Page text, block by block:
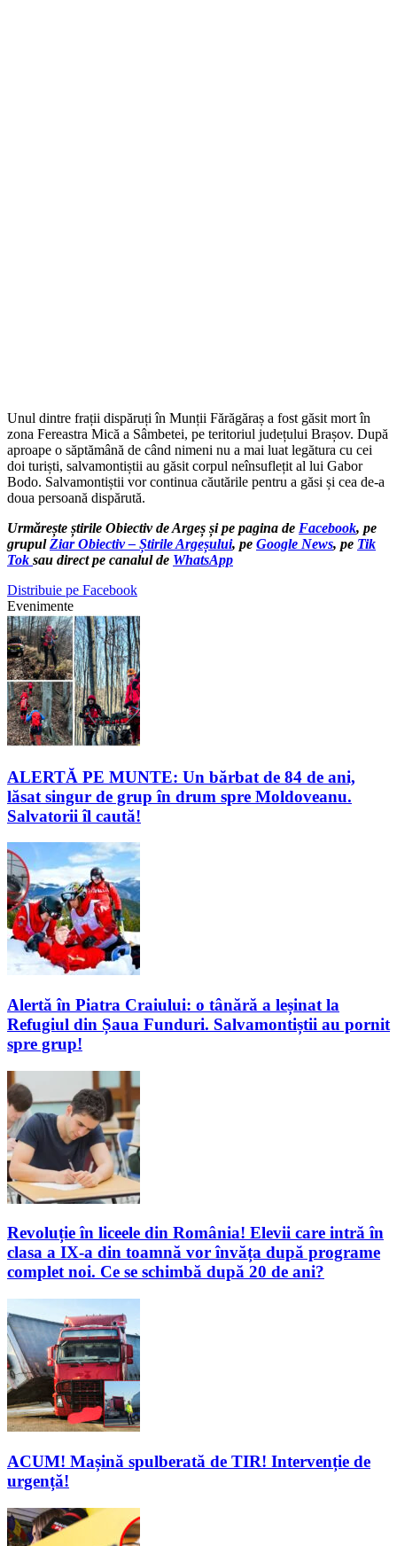
Unul dintre frații dispăruți în Munții Fărăgăraș a fost găsit mort în
zona Fereastra Mică a Sâmbetei, pe teritoriul județului Brașov. După
aproape o săptămână de când nimeni nu a mai luat legătura cu cei
doi turiști, salvamontiștii au găsit corpul neînsuflețit al lui Gabor
Bodo. Salvamontiștii vor continua căutările pentru a găsi și cea de-a
doua persoană dispărută.
Urmărește știrile Obiectiv de Argeș și pe pagina de Facebook, pe
grupulZiar Obiectiv – Știrile Argeșului, pe Google News, pe Tik
Tok sau direct pe canalul de WhatsApp
Distribuie pe Facebook
Evenimente
ALERTĂ PE MUNTE: Un bărbat de 84 de ani,
lăsat singur de grup în drum spre Moldoveanu.
Salvatorii îl caută!
Alertă în Piatra Craiului: o tânără a leșinat la
Refugiul din Șaua Funduri. Salvamontiștii au pornit
spre grup!
Revoluție în liceele din România! Elevii care intră în
clasa a IX-a din toamnă vor învăța după programe
complet noi. Ce se schimbă după 20 de ani?
ACUM! Mașină spulberată de TIR! Intervenție de
urgență!